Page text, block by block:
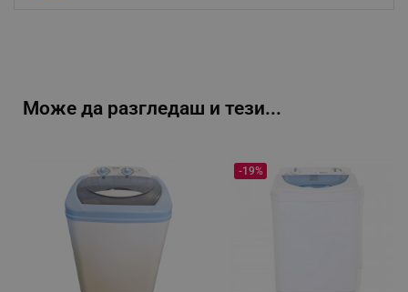
Може да разгледаш и тези...
-19%